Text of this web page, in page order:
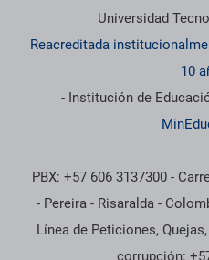
Información
Universidad
Reacreditada
10
- Institución de
PBX: +57 606 3137300 -
- Pereira - Risaralda -
Línea de Peticiones,